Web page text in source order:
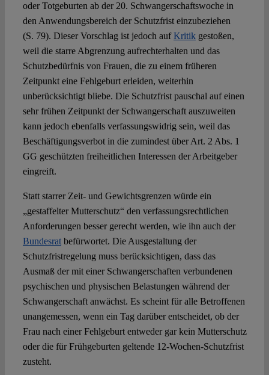
oder Totgeburten ab der 20. Schwangerschaftswoche in
den Anwendungsbereich der Schutzfrist einzubeziehen
(S. 79). Dieser Vorschlag ist jedoch aufKritikgestoßen,
weil die starre Abgrenzung aufrechterhalten und das
Schutzbedürfnis von Frauen, die zu einem früheren
Zeitpunkt eine Fehlgeburt erleiden, weiterhin
unberücksichtigt bliebe. Die Schutzfrist pauschal auf einen
sehr frühen Zeitpunkt der Schwangerschaft auszuweiten
kann jedoch ebenfalls verfassungswidrig sein, weil das
Beschäftigungsverbot in die zumindest über Art. 2 Abs. 1
GG geschützten freiheitlichen Interessen der Arbeitgeber
eingreift.
Statt starrer Zeit- und Gewichtsgrenzen würde ein
„gestaffelter Mutterschutz“ den verfassungsrechtlichen
Anforderungen besser gerecht werden, wie ihn auch der
Bundesratbefürwortet. Die Ausgestaltung der
Schutzfristregelung muss berücksichtigen, dass das
Ausmaß der mit einer Schwangerschaften verbundenen
psychischen und physischen Belastungen während der
Schwangerschaft anwächst. Es scheint für alle Betroffenen
unangemessen, wenn ein Tag darüber entscheidet, ob der
Frau nach einer Fehlgeburt entweder gar kein Mutterschutz
oder die für Frühgeburten geltende 12-Wochen-Schutzfrist
zusteht.